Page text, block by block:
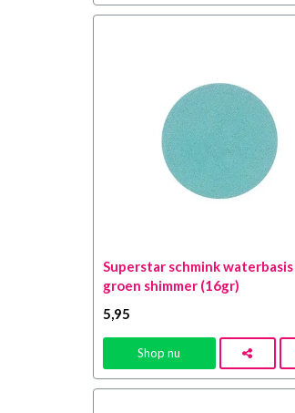
Superstar schmink
groen shimmer (16gr)
5,95
Shop nu